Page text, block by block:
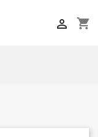
shopping_cart
